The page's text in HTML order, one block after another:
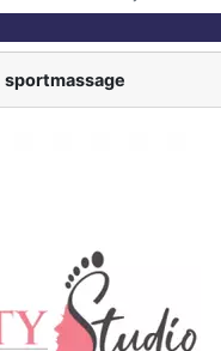
sportmassage